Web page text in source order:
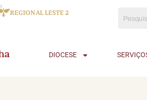
REGIONAL LESTE 2
DIOCESE